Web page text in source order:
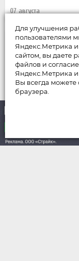
07 августа
Для улучшения
пользователями
Яндекс.Метрика
сайтом, вы даете
файлов и
Яндекс.Метрика
Вы всегда можете
браузера.